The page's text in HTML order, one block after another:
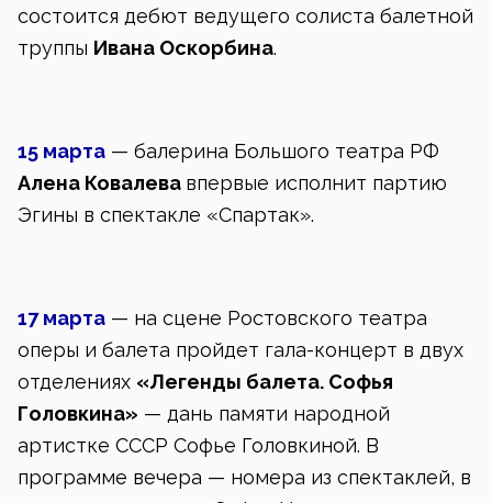
состоится дебют ведущего солиста балетной
труппы Ивана Оскорбина.
15 марта — балерина Большого театра РФ
Алена Ковалева впервые исполнит партию
Эгины в спектакле «Спартак».
17 марта — на сцене Ростовского театра
оперы и балета пройдет гала-концерт в двух
отделениях «Легенды балета. Софья
Головкина» — дань памяти народной
артистке СССР Софье Головкиной. В
программе вечера — номера из спектаклей, в